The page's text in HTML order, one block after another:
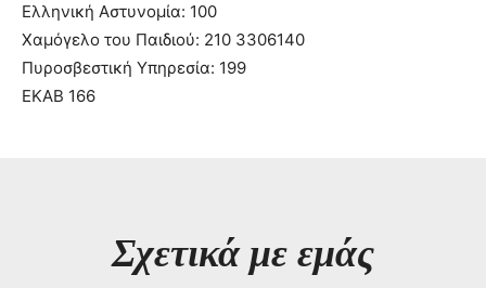
Ελληνική Αστυνομία: 100
Χαμόγελο του Παιδιού: 210 3306140
Πυροσβεστική Υπηρεσία: 199
ΕΚΑΒ 166
Σχετικά με εμάς